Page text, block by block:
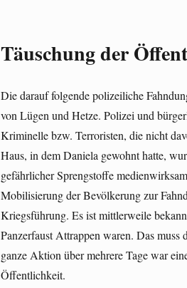
Täuschung der
Die darauf folgende polizeiliche
von Lügen und Hetze. Polizei und
Kriminelle bzw. Terroristen, die nicht
Haus, in dem Daniela gewohnt hatte,
gefährlicher Sprengstoffe
Mobilisierung der Bevölkerung zur
Kriegsführung. Es ist mittlerweile
Panzerfaust Attrappen waren. Das
ganze Aktion über mehrere Tage war
Öffentlichkeit.